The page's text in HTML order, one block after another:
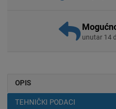
unutar 14
OPIS
TEHNIČKI PODACI